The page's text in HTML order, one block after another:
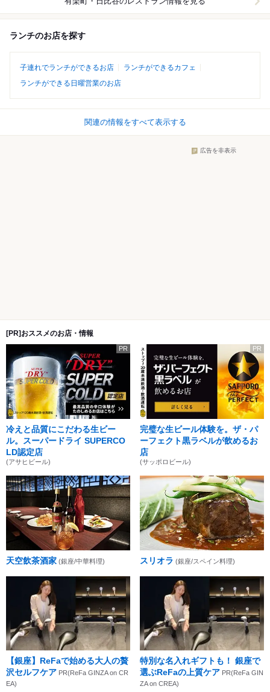
ランチのお店を探す
子連れでランチができるお店
ランチができるカフェ
ランチができる日曜営業のお店
関連の情報をすべて表示する
広告を非表示
[PR]おススメのお店・情報
PR
冷えと品質にこだわる生ビー
ル。スーパードライ SUPERCO
LD認定店
(アサヒビール)
PR
完璧な生ビール体験を。ザ・パ
ーフェクト黒ラベルが飲めるお
店
(サッポロビール)
天空飲茶酒家 (銀座/中華料理) スリオラ (銀座/スペイン料理)
【銀座】ReFaで始める大人の贅
沢セルフケア PR(ReFa GINZA on CR
EA)
特別な名入れギフトも！ 銀座で
選ぶReFaの上質ケア PR(ReFa GIN
ZA on CREA)